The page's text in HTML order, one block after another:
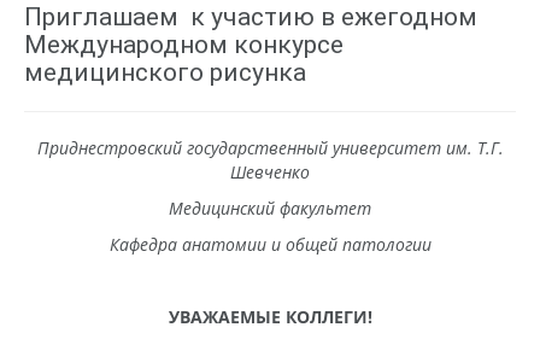
Приглашаем к участию в ежегодном
Международном конкурсе
медицинского рисунка
Приднестровский государственный университет им. Т.Г.
Шевченко
Медицинский факультет
Кафедра анатомии и общей патологии
УВАЖАЕМЫЕ КОЛЛЕГИ!